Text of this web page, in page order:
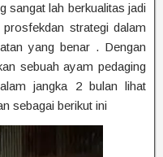
sangat lah berkualitas jadi
strategi dalam
yang benar . Dengan
sebuah ayam pedaging
jangka 2 bulan lihat
sebagai berikut ini